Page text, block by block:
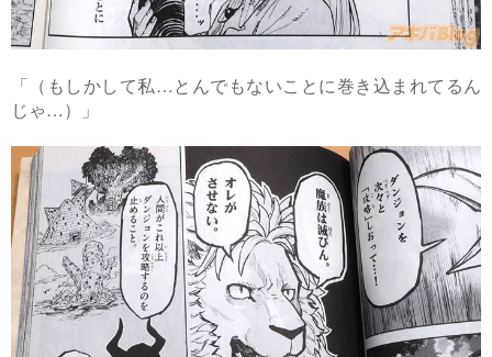
「（もしかして私…とんでもないことに巻き込まれてるん
じゃ…）」